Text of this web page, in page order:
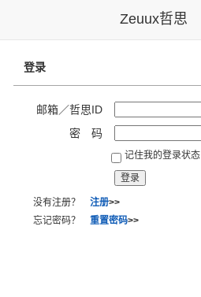
Zeuux哲思
登录
邮箱／哲思ID
密 码
记住我的登录状态
没有注册？ 注册>>
忘记密码？ 重置密码>>